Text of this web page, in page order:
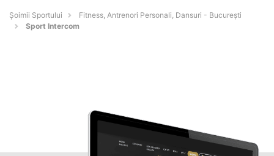
Șoimii Sportului
Fitness, Antrenori Personali, Dansuri - Bucureşti
Sport Intercom